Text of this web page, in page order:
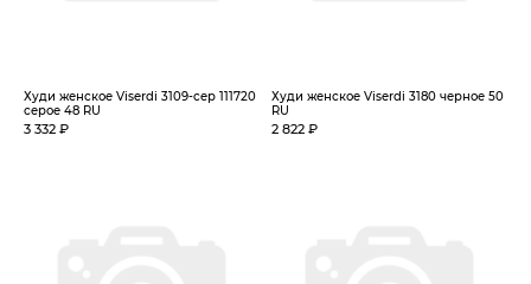
Худи женское Viserdi 3109-сер 111720
серое 48 RU
3 332 ₽
Худи женское Viserdi 3180 черное 50
RU
2 822 ₽